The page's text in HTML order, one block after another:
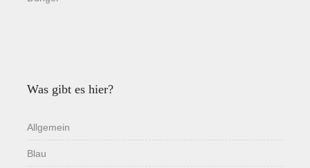
Was gibt es hier?
Allgemein
Blau